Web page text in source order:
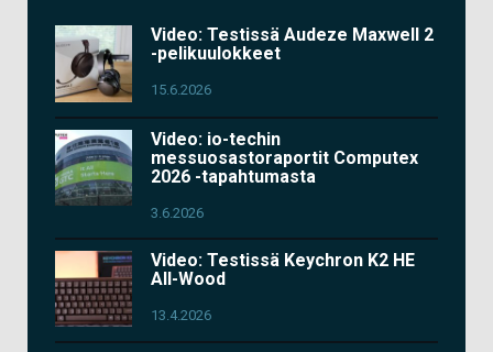
Video: Testissä Audeze Maxwell 2
-pelikuulokkeet
15.6.2026
Video: io-techin
messuosastoraportit Computex
2026 -tapahtumasta
3.6.2026
Video: Testissä Keychron K2 HE
All-Wood
13.4.2026